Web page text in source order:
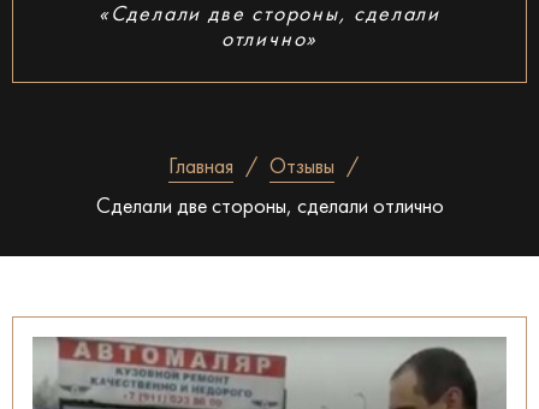
«Сделали две стороны, сделали
отлично»
Главная
Отзывы
Сделали две стороны, сделали отлично